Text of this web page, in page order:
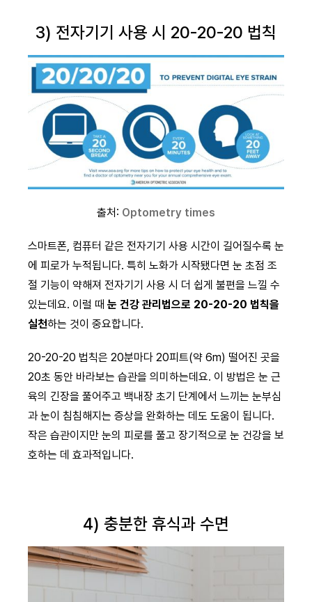
3) 전자기기 사용 시 20-20-20 법칙
출처: Optometry times
스마트폰, 컴퓨터 같은 전자기기 사용 시간이 길어질수록 눈
에 피로가 누적됩니다. 특히 노화가 시작됐다면 눈 초점 조
절 기능이 약해져 전자기기 사용 시 더 쉽게 불편을 느낄 수
있는데요. 이럴 때 눈 건강 관리법으로 20-20-20 법칙을
실천하는 것이 중요합니다.
20-20-20 법칙은 20분마다 20피트(약 6m) 떨어진 곳을
20초 동안 바라보는 습관을 의미하는데요. 이 방법은 눈 근
육의 긴장을 풀어주고 백내장 초기 단계에서 느끼는 눈부심
과 눈이 침침해지는 증상을 완화하는 데도 도움이 됩니다.
작은 습관이지만 눈의 피로를 풀고 장기적으로 눈 건강을 보
호하는 데 효과적입니다.
4) 충분한 휴식과 수면